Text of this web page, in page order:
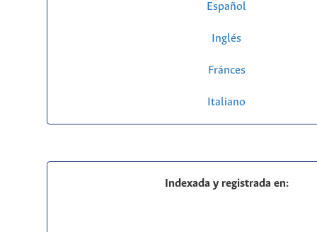
Español
Inglés
Fránces
Italiano
Indexada y registrada en: